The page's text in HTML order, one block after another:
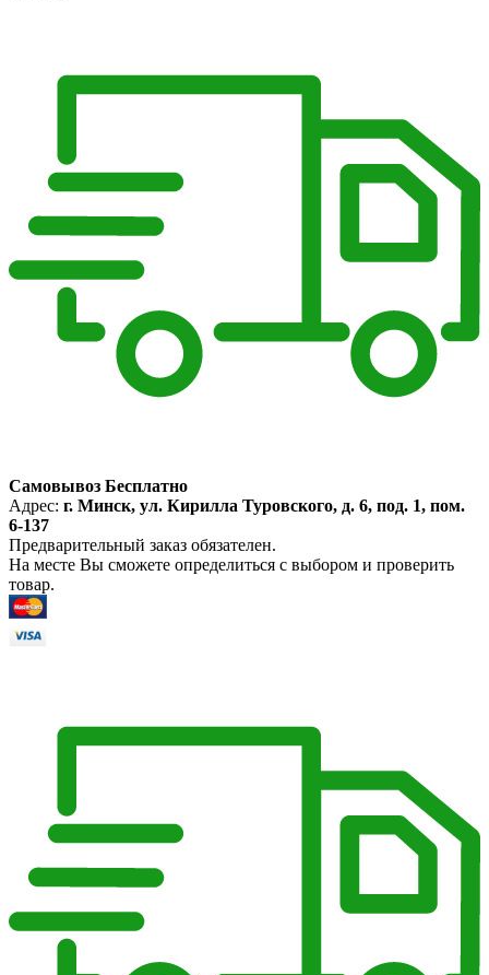
Самовывоз Бесплатно
Адрес: г. Минск, ул. Кирилла Туровского, д. 6, под. 1, пом.
6-137
Предварительный заказ обязателен.
На месте Вы сможете определиться с выбором и проверить
товар.